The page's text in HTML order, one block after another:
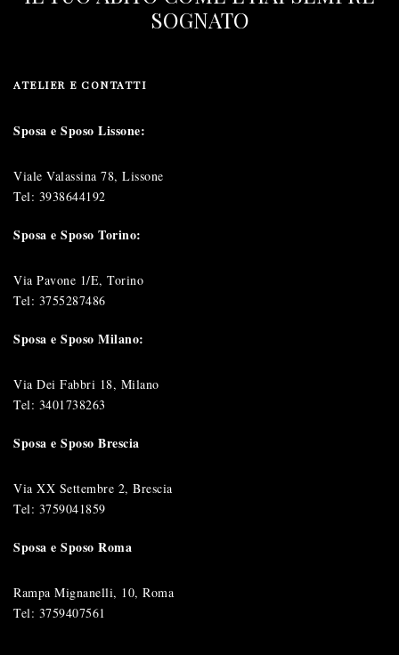
SOGNATO
ATELIER E CONTATTI
Sposa e Sposo Lissone:
Viale Valassina 78, Lissone
Tel: 3938644192
Sposa e Sposo Torino:
Via Pavone 1/E, Torino
Tel: 3755287486
Sposa e Sposo Milano:
Via Dei Fabbri 18, Milano
Tel: 3401738263
Sposa e Sposo Brescia
Via XX Settembre 2, Brescia
Tel: 3759041859
Sposa e Sposo Roma
Rampa Mignanelli, 10, Roma
Tel: 3759407561